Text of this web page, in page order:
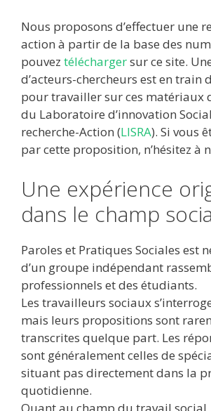
Nous proposons d’effectuer une
action à partir de la base des
pouvez téléchargersur ce site.
d’acteurs-chercheurs est en train
pour travailler sur ces matériaux
du Laboratoire d’innovation
recherche-Action (LISRA). Si vous
par cette proposition, n’hésitez à
Une expérience
dans le champ
Paroles et Pratiques Sociales est
d’un groupe indépendant
professionnels et des étudiants.
Les travailleurs sociaux
mais leurs propositions sont
transcrites quelque part. Les
sont généralement celles de
situant pas directement dans la
quotidienne.
Quant au champ du travail